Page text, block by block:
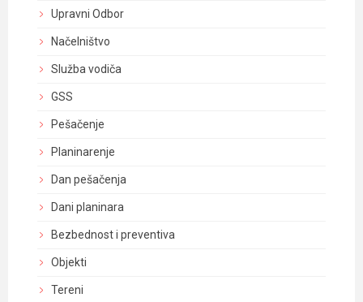
Upravni Odbor
Načelništvo
Služba vodiča
GSS
Pešačenje
Planinarenje
Dan pešačenja
Dani planinara
Bezbednost i preventiva
Objekti
Tereni